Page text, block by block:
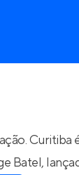
Curitiba
Batel,